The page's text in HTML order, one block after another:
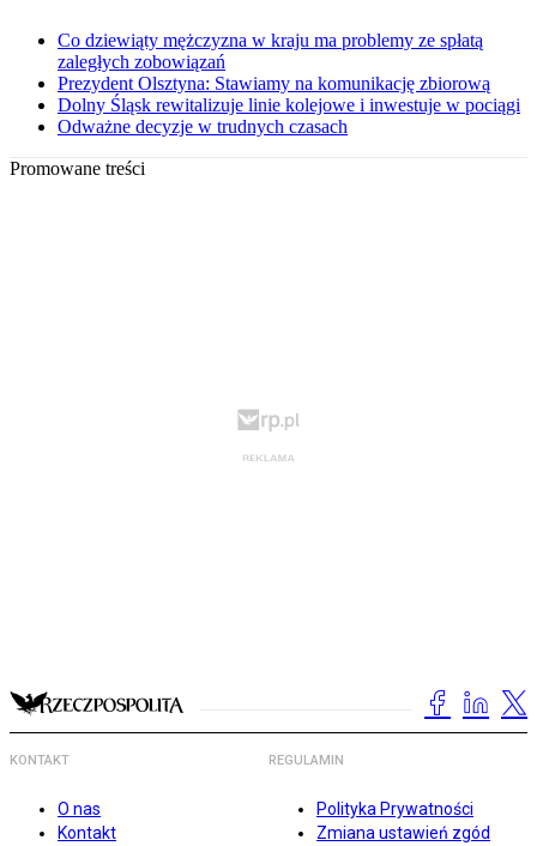
Co dziewiąty mężczyzna w kraju ma problemy ze spłatą
zaległych zobowiązań
Prezydent Olsztyna: Stawiamy na komunikację zbiorową
Dolny Śląsk rewitalizuje linie kolejowe i inwestuje w pociągi
Odważne decyzje w trudnych czasach
Promowane treści
KONTAKT
O nas
Kontakt
REGULAMIN
Polityka Prywatności
Zmiana ustawień zgód